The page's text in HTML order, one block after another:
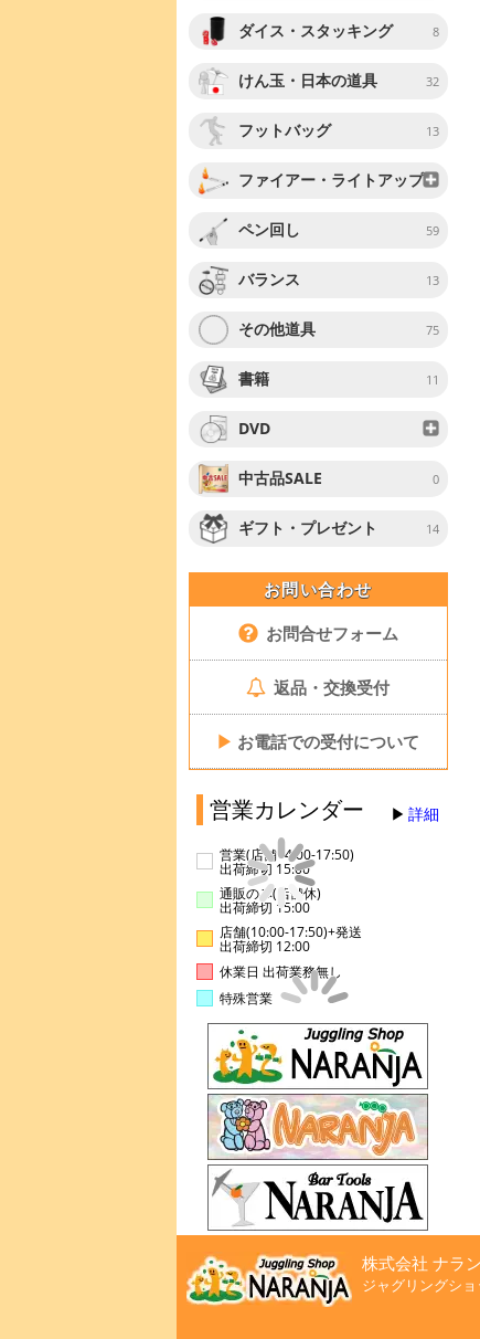
ダイス・スタッキング 8
けん玉・日本の道具 32
フットバッグ 13
ファイアー・ライトアップ
ペン回し 59
バランス 13
その他道具 75
書籍 11
DVD
中古品SALE 0
ギフト・プレゼント 14
お問い合わせ
お問合せフォーム
返品・交換受付
▶ お電話での受付について
営業カレンダー 詳細
営業(店舗14:00-17:50)
出荷締切 15:00
通販のみ(店舗休)
出荷締切 15:00
店舗(10:00-17:50)+発送
出荷締切 12:00
休業日 出荷業務無し
特殊営業
株式会社 ナラ
ジャグリングシ